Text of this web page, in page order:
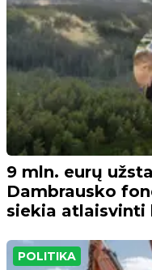
9 mln. eurų
Dambrausko
siekia atlaisvinti
POLITIKA